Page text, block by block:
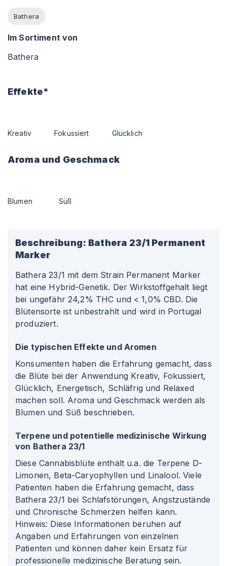
Bathera
Im Sortiment von
Bathera
Effekte*
Kreativ Fokussiert Glücklich
Aroma und Geschmack
Blumen Süß
Beschreibung: Bathera 23/1 Permanent
Marker
Bathera 23/1 mit dem Strain Permanent Marker
hat eine Hybrid-Genetik. Der Wirkstoffgehalt liegt
bei ungefähr 24,2% THC und < 1,0% CBD. Die
Blütensorte ist unbestrahlt und wird in Portugal
produziert.
Die typischen Effekte und Aromen
Konsumenten haben die Erfahrung gemacht, dass
die Blüte bei der Anwendung Kreativ, Fokussiert,
Glücklich, Energetisch, Schläfrig und Relaxed
machen soll. Aroma und Geschmack werden als
Blumen und Süß beschrieben.
Terpene und potentielle medizinische Wirkung
von Bathera 23/1
Diese Cannabisblüte enthält u.a. die Terpene D-
Limonen, Beta-Caryophyllen und Linalool. Viele
Patienten haben die Erfahrung gemacht, dass
Bathera 23/1 bei Schlafstörungen, Angstzustände
und Chronische Schmerzen helfen kann.
Hinweis: Diese Informationen beruhen auf
Angaben und Erfahrungen von einzelnen
Patienten und können daher kein Ersatz für
professionelle medizinische Beratung sein.